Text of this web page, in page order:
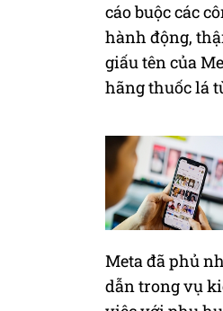
cáo buộc các
hành động,
giấu tên của
hãng thuốc lá
Meta đã phủ
dẫn trong vụ